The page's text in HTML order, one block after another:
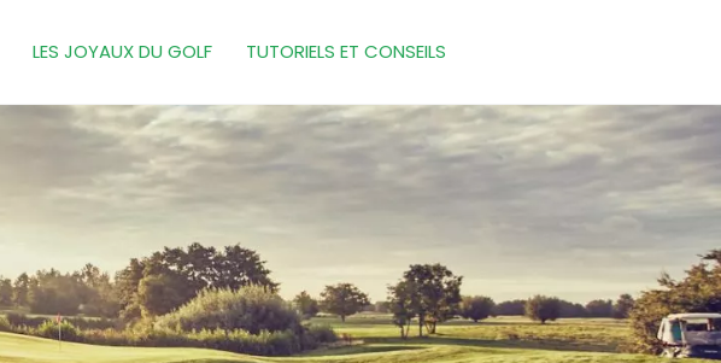
LES JOYAUX DU GOLF TUTORIELS ET CONSEILS